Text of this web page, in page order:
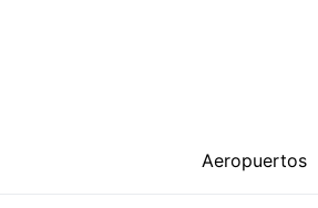
Aeropuertos